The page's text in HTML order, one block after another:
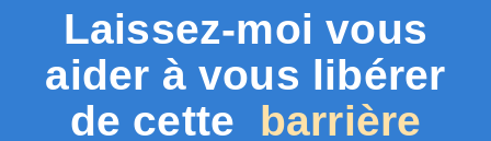
Laissez-moi vous
aider à vous libérer
de cette
barrière